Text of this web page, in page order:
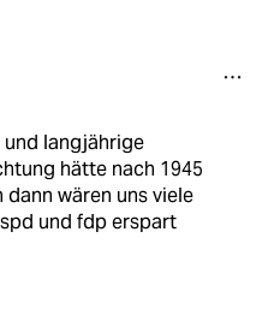
langjährige
hätte nach 1945
wären uns viele
und fdp erspart